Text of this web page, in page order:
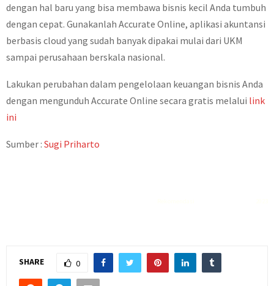
dengan hal baru yang bisa membawa bisnis kecil Anda tumbuh
dengan cepat. Gunakanlah Accurate Online, aplikasi akuntansi
berbasis cloud yang sudah banyak dipakai mulai dari UKM
sampai perusahaan berskala nasional.
Lakukan perubahan dalam pengelolaan keuangan bisnis Anda
dengan mengunduh Accurate Online secara gratis melalui link
ini
Sumber : Sugi Priharto
SHARE 0